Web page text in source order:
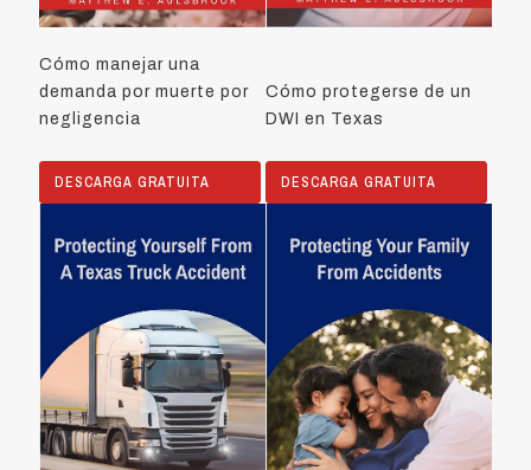
Cómo manejar una
demanda por muerte por
negligencia
DESCARGA GRATUITA
Cómo protegerse de un
DWI en Texas
DESCARGA GRATUITA